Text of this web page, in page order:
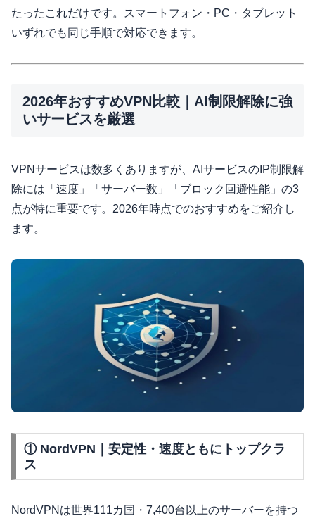
たったこれだけです。スマートフォン・PC・タブレット
いずれでも同じ手順で対応できます。
2026年おすすめVPN比較｜AI制限解除に強
いサービスを厳選
VPNサービスは数多くありますが、AIサービスのIP制限解
除には「速度」「サーバー数」「ブロック回避性能」の3
点が特に重要です。2026年時点でのおすすめをご紹介し
ます。
① NordVPN｜安定性・速度ともにトップクラ
ス
NordVPNは世界111カ国・7,400台以上のサーバーを持つ